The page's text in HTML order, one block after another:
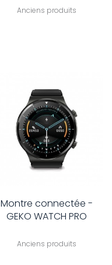
Anciens produits
Montre connectée -
GEKO WATCH PRO
Anciens produits